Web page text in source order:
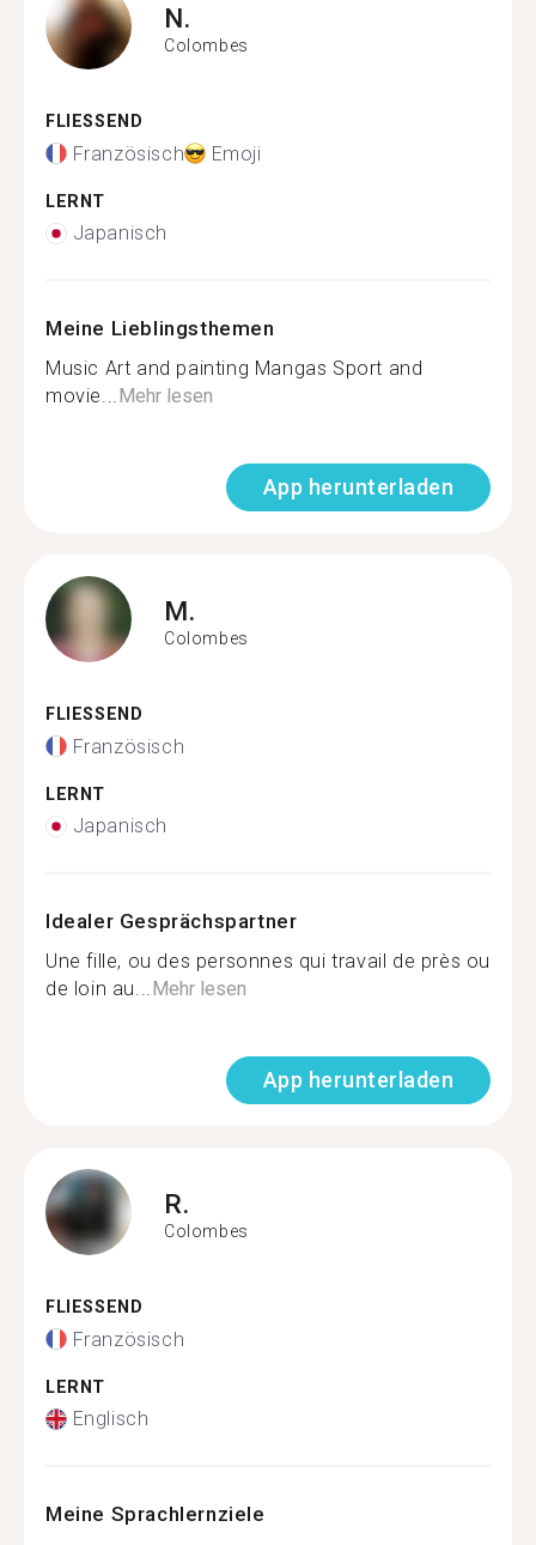
N.
Colombes
FLIESSEND
Französisch Emoji
LERNT
Japanisch
Meine Lieblingsthemen
Music Art and painting Mangas Sport and
movie...Mehr lesen
App herunterladen
M.
Colombes
FLIESSEND
Französisch
LERNT
Japanisch
Idealer Gesprächspartner
Une fille, ou des personnes qui travail de près ou
de loin au...Mehr lesen
App herunterladen
R.
Colombes
FLIESSEND
Französisch
LERNT
Englisch
Meine Sprachlernziele